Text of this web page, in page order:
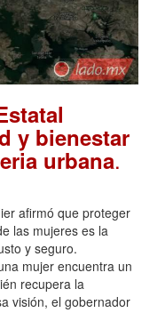
y bienestar
urbana.
afirmó que proteger
las mujeres es la
y seguro.
mujer encuentra un
recupera la
visión, el gobernador